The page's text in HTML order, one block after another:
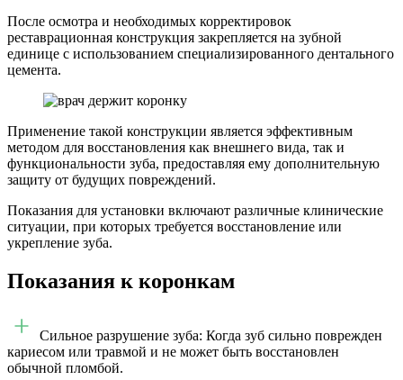
После осмотра и необходимых корректировок
реставрационная конструкция закрепляется на зубной
единице с использованием специализированного дентального
цемента.
Применение такой конструкции является эффективным
методом для восстановления как внешнего вида, так и
функциональности зуба, предоставляя ему дополнительную
защиту от будущих повреждений.
Показания для установки включают различные клинические
ситуации, при которых требуется восстановление или
укрепление зуба.
Показания к коронкам
Сильное разрушение зуба: Когда зуб сильно поврежден
кариесом или травмой и не может быть восстановлен
обычной пломбой.